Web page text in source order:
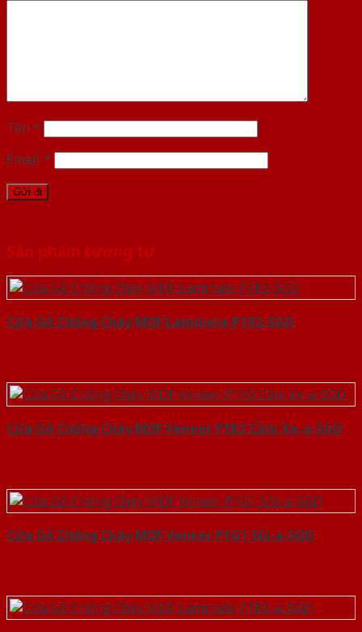
Tên *
Email *
Sản phẩm tương tự
Cửa Gỗ Chống Cháy MDF Laminate P1R2-SGD
Cửa Gỗ Chống Cháy MDF Veneer P1R2 Căm Xe-a-SGD
Cửa Gỗ Chống Cháy MDF Veneer P1G1 Sồi-a-SGD